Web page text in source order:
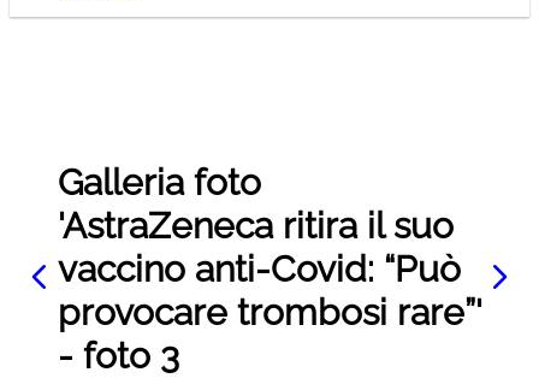
Galleria foto
'AstraZeneca ritira il suo
vaccino anti-Covid: “Può
provocare trombosi rare”'
- foto 3